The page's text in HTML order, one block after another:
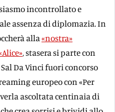
incontrollato e
assenza di diplomazia. In
alla«nostra»
, stasera si parte con
Da Vinci fuori concorso
europeo con «Per
ascoltata centinaia di